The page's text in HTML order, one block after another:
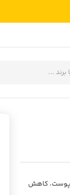
پوست، کاهش